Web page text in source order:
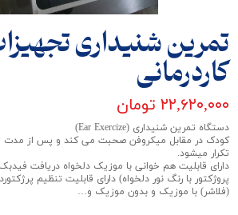
تمرین شنیداری
کاردرمانی
۲۲,۶۲۰,۰۰۰ تومان
دستگاه تمرین شنیداری (Ear Exercize)
کودک در مقابل میکروفن صحبت می کند و پس از مدت
تکرار میشود.
دارای قابلیت هم خوانی با موزیک دلخواه دریافت
پروژکتور با رنگ نور دلخواه) دارای قابلیت تنظیم
(فلاشر) با موزیک و بدون موزیک و…